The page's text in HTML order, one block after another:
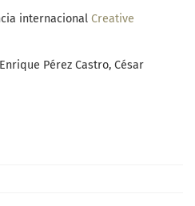
internacional Creative
Pérez Castro, César